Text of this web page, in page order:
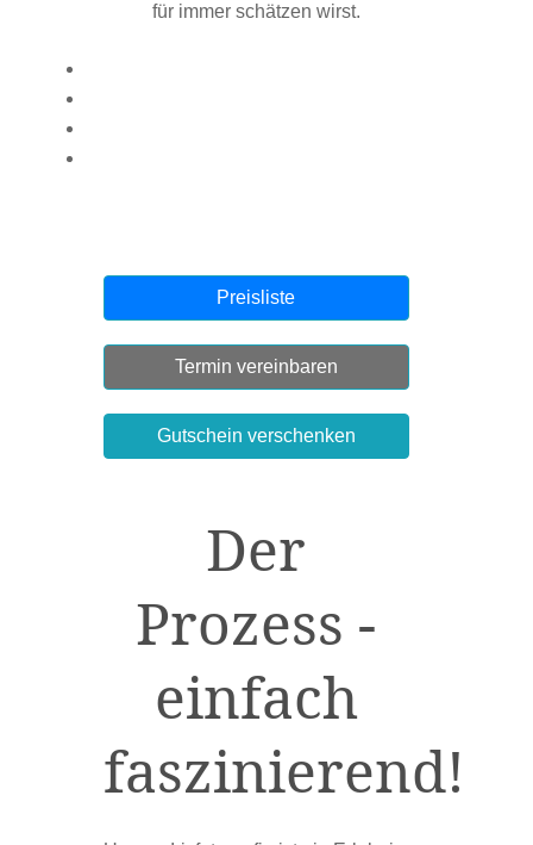
für immer schätzen wirst.
Preisliste
Termin vereinbaren
Gutschein verschenken
Der
Prozess -
einfach
faszinierend!